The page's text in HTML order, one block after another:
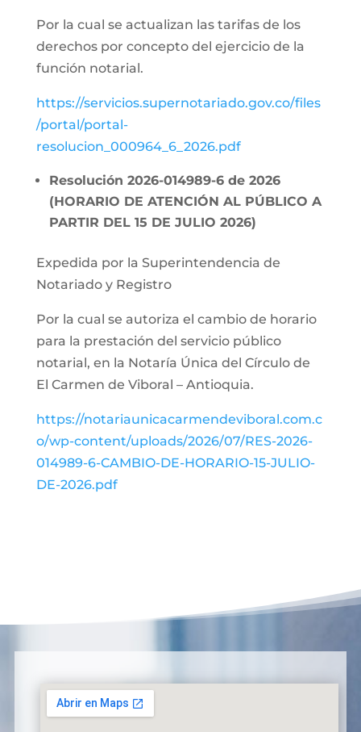
Por la cual se actualizan las tarifas de los
derechos por concepto del ejercicio de la
función notarial.
https://servicios.supernotariado.gov.co/files
/portal/portal-
resolucion_000964_6_2026.pdf
Resolución 2026-014989-6 de 2026
(HORARIO DE ATENCIÓN AL PÚBLICO A
PARTIR DEL 15 DE JULIO 2026)
Expedida por la Superintendencia de
Notariado y Registro
Por la cual se autoriza el cambio de horario
para la prestación del servicio público
notarial, en la Notaría Única del Círculo de
El Carmen de Viboral – Antioquia.
https://notariaunicacarmendeviboral.com.c
o/wp-content/uploads/2026/07/RES-2026-
014989-6-CAMBIO-DE-HORARIO-15-JULIO-
DE-2026.pdf